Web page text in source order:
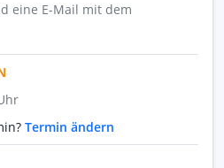
eine E-Mail mit dem
Termin ändern